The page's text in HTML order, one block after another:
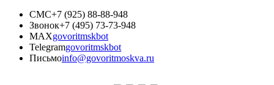
СМС+7 (925) 88-88-948
Звонок+7 (495) 73-73-948
MAXgovoritmskbot
Telegramgovoritmskbot
Письмоinfo@govoritmoskva.ru